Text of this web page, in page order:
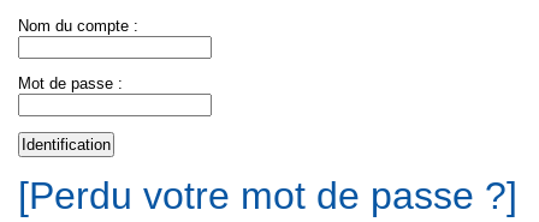
Nom du compte :
Mot de passe :
[Perdu votre mot de passe ?]